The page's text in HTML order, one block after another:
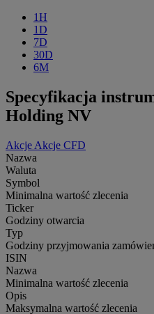
1H
1D
7D
30D
6M
Specyfikacja
Holding NV
Akcje Akcje CFD
Nazwa
Waluta
Symbol
Minimalna wartość zlecenia
Ticker
Godziny otwarcia
Typ
Godziny przyjmowania
ISIN
Nazwa
Minimalna wartość zlecenia
Opis
Maksymalna wartość zlecenia